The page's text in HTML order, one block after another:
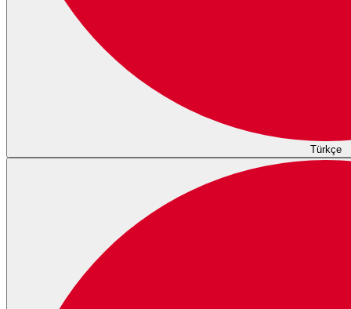
Türkçe